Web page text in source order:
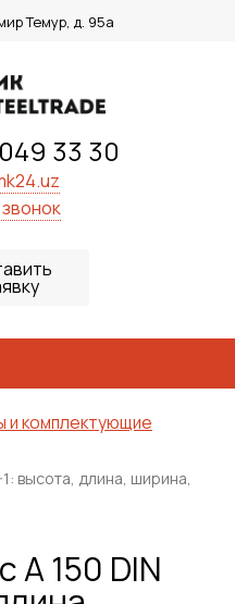
Темур, д. 95а
33 30
и комплектующие
высота, длина, ширина,
A 150 DIN